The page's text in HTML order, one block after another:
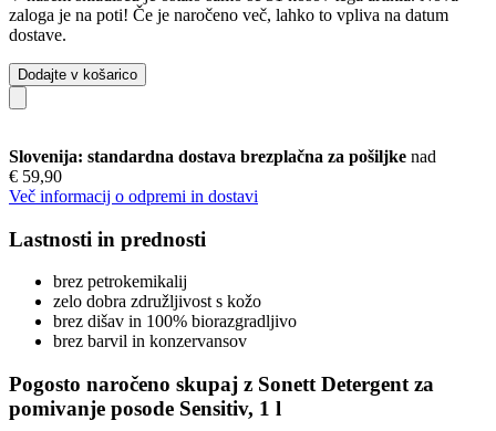
zaloga je na poti! Če je naročeno več, lahko to vpliva na datum
dostave.
Dodajte v košarico
Slovenija: standardna dostava brezplačna za pošiljke nad
€ 59,90
Več informacij o odpremi in dostavi
Lastnosti in prednosti
brez petrokemikalij
zelo dobra združljivost s kožo
brez dišav in 100% biorazgradljivo
brez barvil in konzervansov
Pogosto naročeno skupaj z Sonett Detergent za
pomivanje posode Sensitiv, 1 l